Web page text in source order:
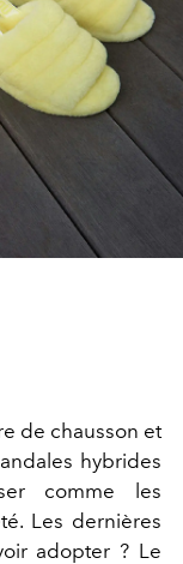
de chausson et
hybrides
comme les
Les dernières
adopter ? Le